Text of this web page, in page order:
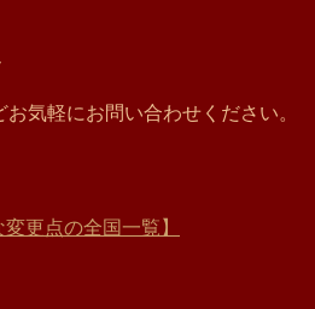
気軽にお問い合わせください。
更点の全国一覧】